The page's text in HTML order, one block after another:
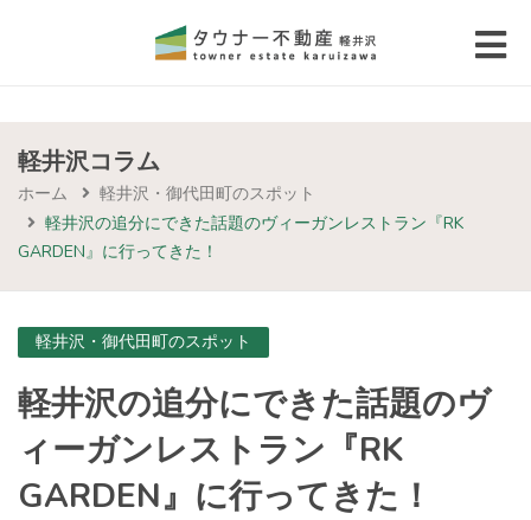
(物件種別から選ぶ)
(価格帯から選ぶ)
(お問い合わせ)
軽井沢コラム
ホーム
軽井沢・御代田町のスポット
軽井沢の追分にできた話題のヴィーガンレストラン『RK
GARDEN』に行ってきた！
軽井沢・御代田町のスポット
軽井沢の追分にできた話題のヴ
ィーガンレストラン『RK
GARDEN』に行ってきた！